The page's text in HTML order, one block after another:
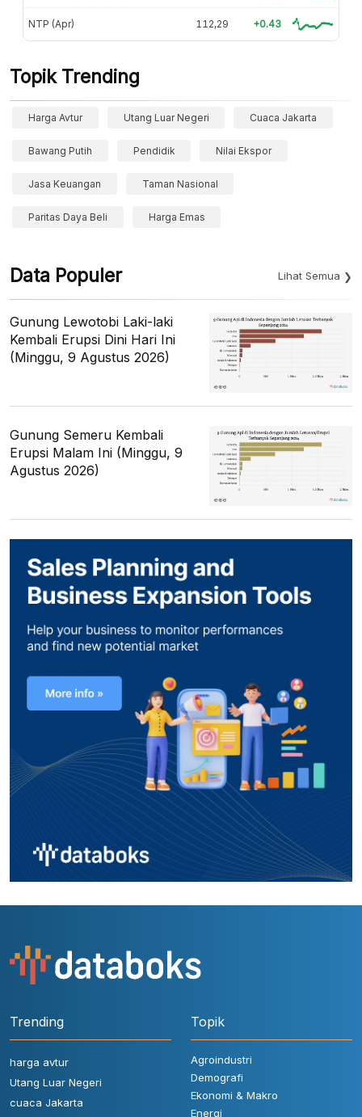
NTP (Apr) 112,29 +0.43
Topik Trending
Harga Avtur Utang Luar Negeri Cuaca Jakarta
Bawang Putih Pendidik Nilai Ekspor
Jasa Keuangan Taman Nasional
Paritas Daya Beli Harga Emas
Data Populer Lihat Semua
Gunung Lewotobi Laki-laki
Kembali Erupsi Dini Hari Ini
(Minggu, 9 Agustus 2026)
Gunung Semeru Kembali
Erupsi Malam Ini (Minggu, 9
Agustus 2026)
Trending
harga avtur
Utang Luar Negeri
cuaca Jakarta
Topik
Agroindustri
Demografi
Ekonomi & Makro
Energi